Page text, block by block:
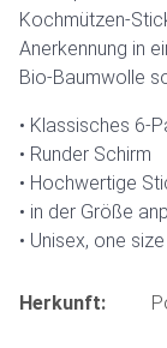
Kochmützen-
Anerkennung in
Bio-Baumwolle
Klassisches 6-
Runder Schirm
Hochwertige
in der Größe
Unisex, one size
Herkunft: